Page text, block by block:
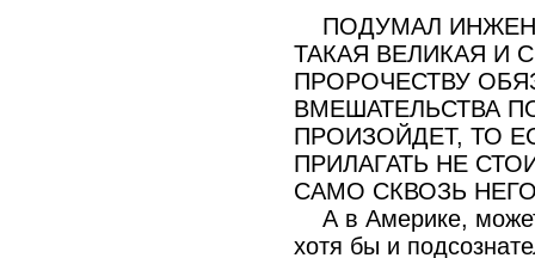
ПОДУМАЛ
ТАКАЯ ВЕЛИКАЯ И
ПРОРОЧЕСТВУ
ВМЕШАТЕЛЬСТВА
ПРОИЗОЙДЕТ, ТО
ПРИЛАГАТЬ НЕ
САМО СКВОЗЬ
А в Америке,
хотя бы и